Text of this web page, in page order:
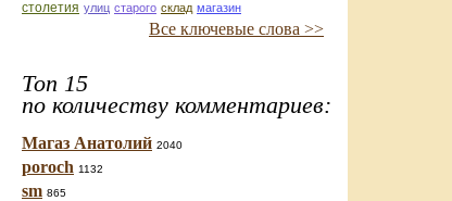
столетия улиц старого склад магазин
Все ключевые слова >>
Топ 15
по количеству комментариев:
Магаз Анатолий 2040
poroch 1132
sm 865